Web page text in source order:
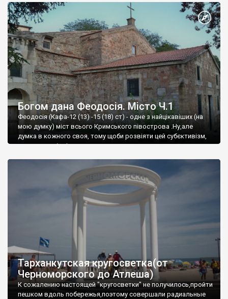
Богом дана Феодосія. Місто Ч.1
Феодосія (Кафа-12 (13) -15 (18) ст) - одне з найцікавіших (на
мою думку) міст всього Кримського півострова .Ну,але
думка в кожного своя, тому щоби розвіяти цей субєктивізм,
запрошую відвідати це
Тарханкутская кругосветка(от
Черноморского до Атлеша)
К сожалению настоящей "кругосветки" не получилось,пройти
пешком вдоль побережья,поэтому совершали радиальные